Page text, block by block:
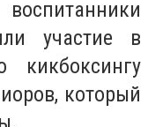
участие в
кикбоксингу
который